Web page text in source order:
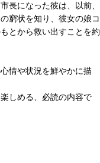
長になった彼は、以前、
窮状を知り、彼女の娘コ
とから救い出すことを約
情や状況を鮮やかに描
しめる、必読の内容で